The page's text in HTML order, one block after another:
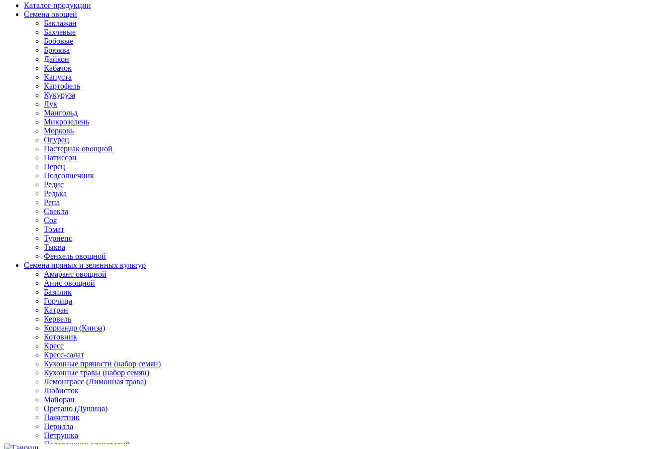
Каталог продукции
Семена овощей
Баклажан
Бахчевые
Бобовые
Брюква
Дайкон
Кабачок
Капуста
Картофель
Кукуруза
Лук
Мангольд
Микрозелень
Морковь
Огурец
Пастернак овощной
Патиссон
Перец
Подсолнечник
Редис
Редька
Репа
Свекла
Соя
Томат
Турнепс
Тыква
Фенхель овощной
Семена пряных и зеленных культур
Амарант овощной
Анис овощной
Базилик
Горчица
Катран
Кервель
Кориандр (Кинза)
Котовник
Кресс
Кресс-салат
Кухонные пряности (набор семян)
Кухонные травы (набор семян)
Лемонграсс (Лимонная трава)
Любисток
Майоран
Орегано (Душица)
Пажитник
Перилла
Петрушка
Подорожник оленерогий